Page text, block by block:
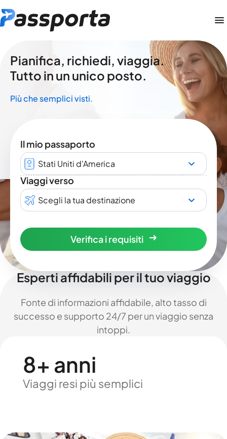
Pianifica, richiedi, viaggia.
Tutto in un unico posto.
Più che semplici visti.
Il mio passaporto
Stati Uniti d'America
Viaggi verso
Scegli la tua destinazione
Verifica i requisiti
Esperti affidabili per il tuo viaggio
Fonte di informazioni affidabile, alto tasso di
successo e supporto 24/7 per un viaggio senza
intoppi.
8+ anni
Viaggi resi più semplici